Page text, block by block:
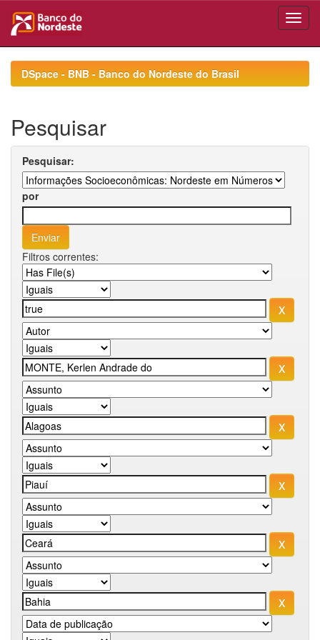
navigationDSpace - BNB - Banco do Nordeste do Brasil
Pesquisar
Pesquisar:
por
Filtros correntes: